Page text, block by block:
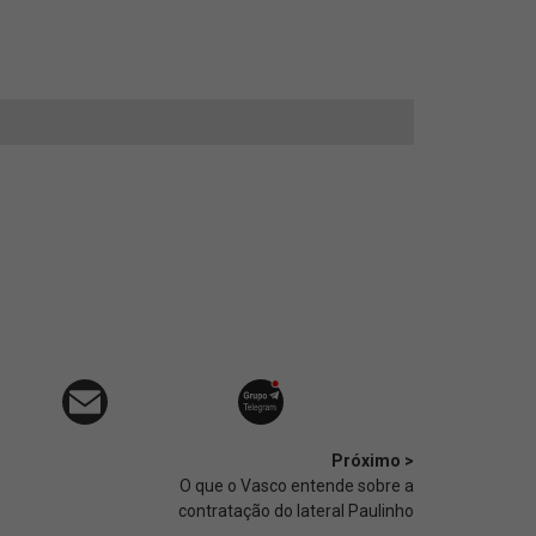
Próximo >
O que o Vasco entende sobre a
contratação do lateral Paulinho